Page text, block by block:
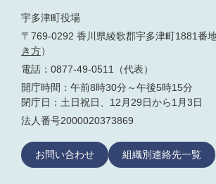
宇多津町役場
〒769-0292 香川県綾歌郡宇多津町1881番
き方）
電話：0877-49-0511（代表）
開庁時間：午前8時30分～午後5時15分
閉庁日：土日祝日、12月29日から1月3日
法人番号2000020373869
お問い合わせ 組織別連絡先一覧